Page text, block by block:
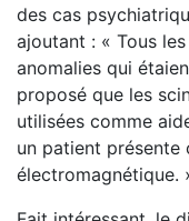
des cas
ajoutant : « Tous
anomalies qui
proposé que les
utilisées comme
un patient présente
électromagnétique.